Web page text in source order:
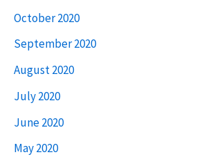
October 2020
September 2020
August 2020
July 2020
June 2020
May 2020